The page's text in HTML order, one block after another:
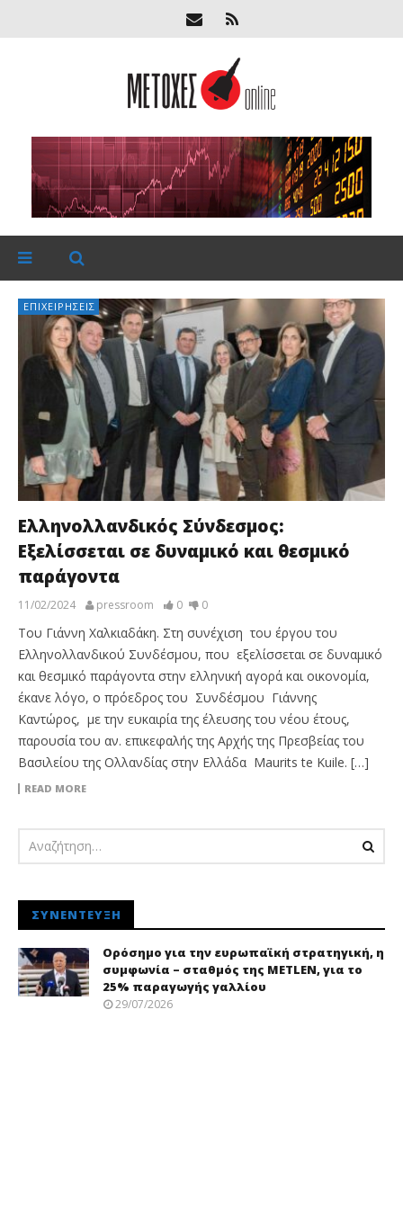
ΕΠΙΧΕΙΡΉΣΕΙΣ
Ελληνολλανδικός Σύνδεσμος:
Εξελίσσεται σε δυναμικό και θεσμικό
παράγοντα
11/02/2024 pressroom 0 0
Του Γιάννη Χαλκιαδάκη. Στη συνέχιση του έργου του
Ελληνολλανδικού Συνδέσμου, που εξελίσσεται σε δυναμικό
και θεσμικό παράγοντα στην ελληνική αγορά και οικονομία,
έκανε λόγο, ο πρόεδρος του Συνδέσμου Γιάννης
Καντώρος, με την ευκαιρία της έλευσης του νέου έτους,
παρουσία του αν. επικεφαλής της Αρχής της Πρεσβείας του
Βασιλείου της Ολλανδίας στην Ελλάδα Maurits te Kuile. […]
READ MORE
ΣΥΝΈΝΤΕΥΞΗ
Ορόσημο για την ευρωπαϊκή στρατηγική, η
συμφωνία – σταθμός της METLEN, για το
25% παραγωγής γαλλίου
29/07/2026